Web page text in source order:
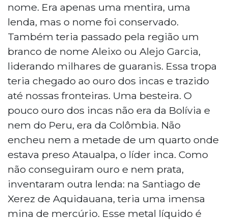
nome. Era apenas uma mentira, uma
lenda, mas o nome foi conservado.
Também teria passado pela região um
branco de nome Aleixo ou Alejo Garcia,
liderando milhares de guaranis. Essa tropa
teria chegado ao ouro dos incas e trazido
até nossas fronteiras. Uma besteira. O
pouco ouro dos incas não era da Bolívia e
nem do Peru, era da Colômbia. Não
encheu nem a metade de um quarto onde
estava preso Ataualpa, o líder inca. Como
não conseguiram ouro e nem prata,
inventaram outra lenda: na Santiago de
Xerez de Aquidauana, teria uma imensa
mina de mercúrio. Esse metal líquido é